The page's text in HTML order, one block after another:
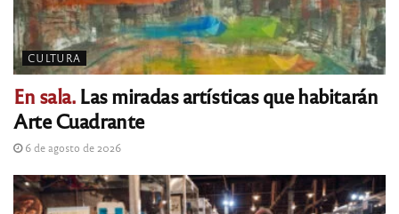
CULTURA
En sala.Las miradas artísticas que habitarán
Arte Cuadrante
6 de agosto de 2026